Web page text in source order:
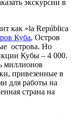
экскурсии в
как «la República
Куба, Остров
острова. Но
Кубы – 4 000.
миллионов
привезенные в
для работы на
страна на